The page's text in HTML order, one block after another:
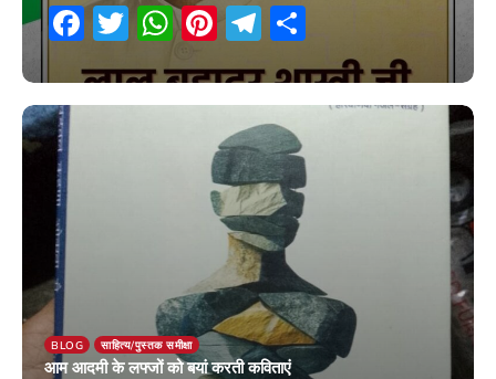
Facebook
Twitter
WhatsApp
Pinterest
Telegram
11 January 2026
BLOG साहित्य/पुस्तक समीक्षा
आम आदमी के लफ्जों को बयां करती कविताएं